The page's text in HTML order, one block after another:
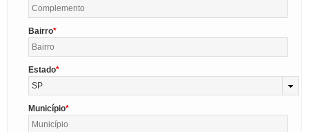
Bairro
Estado
SP
Município